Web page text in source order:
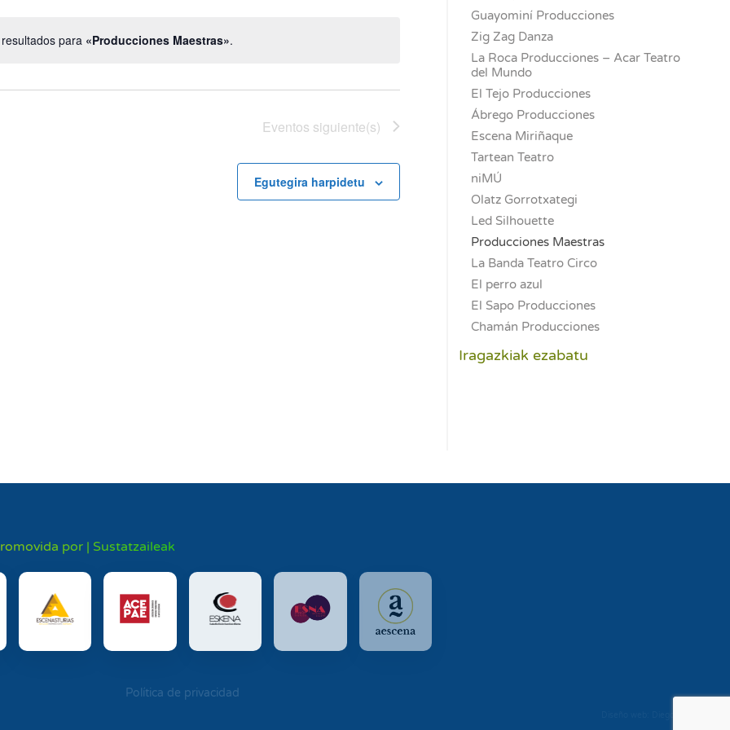
Notice
para «Producciones Maestras».
Eventos siguiente(s)
Egutegira harpidetu
Guayominí Producciones
Zig Zag Danza
La Roca Producciones – Acar Teatro
del Mundo
El Tejo Producciones
Ábrego Producciones
Escena Miriñaque
Tartean Teatro
niMÚ
Olatz Gorrotxategi
Led Silhouette
Producciones Maestras
La Banda Teatro Circo
El perro azul
El Sapo Producciones
Chamán Producciones
Iragazkiak ezabatu
por | Sustatzaileak
Política de privacidad